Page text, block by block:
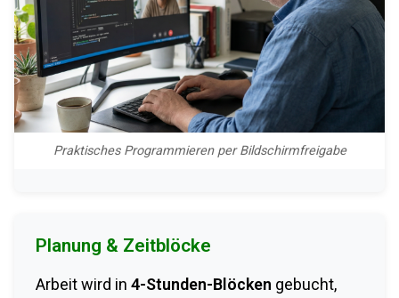
Praktisches Programmieren per Bildschirmfreigabe
Planung & Zeitblöcke
Arbeit wird in 4-Stunden-Blöcken gebucht,